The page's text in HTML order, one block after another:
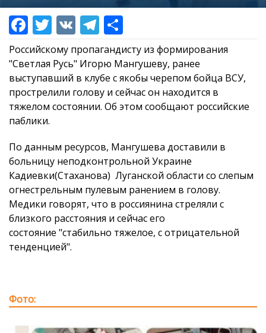
Российскому пропагандисту из формирования
"Светлая Русь" Игорю Мангушеву, ранее
выступавший в клубе с якобы черепом бойца ВСУ,
прострелили голову и сейчас он находится в
тяжелом состоянии. Об этом сообщают российские
паблики.
По данным ресурсов, Мангушева доставили в
больницу неподконтрольной Украине
Кадиевки(Стаханова) Луганской области со слепым
огнестрельным пулевым ранением в голову.
Медики говорят, что в россиянина стреляли с
близкого расстояния и сейчас его
состояние "стабильно тяжелое, с отрицательной
тенденцией".
Фото